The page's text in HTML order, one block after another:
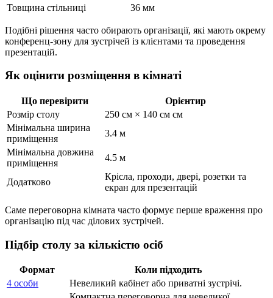
Товщина стільниці
36 мм
Подібні рішення часто обирають організації, які мають окрему
конференц-зону для зустрічей із клієнтами та проведення
презентацій.
Як оцінити розміщення в кімнаті
Що перевірити
Орієнтир
Розмір столу
250 см × 140 см см
Мінімальна ширина
приміщення
3.4 м
Мінімальна довжина
приміщення
4.5 м
Додатково
Крісла, проходи, двері, розетки та
екран для презентацій
Саме переговорна кімната часто формує перше враження про
організацію під час ділових зустрічей.
Підбір столу за кількістю осіб
Формат
Коли підходить
4 особи
Невеликий кабінет або приватні зустрічі.